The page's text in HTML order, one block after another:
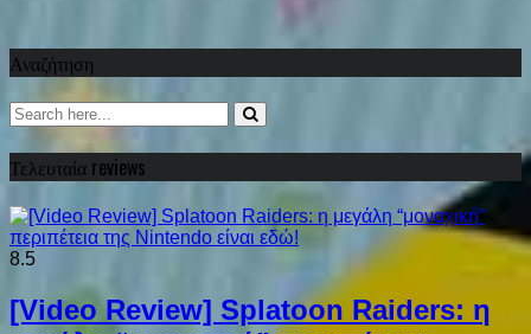
Αναζήτηση
Τελευταία reviews
8.5
[Video Review] Splatoon Raiders: η